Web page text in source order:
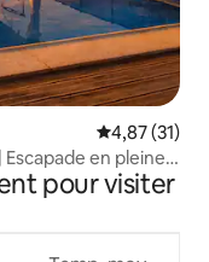
Évaluation
4,87 (31)
en pleine
pour visiter